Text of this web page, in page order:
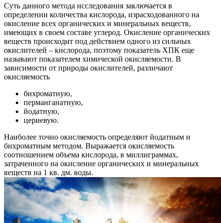
Суть данного метода исследования заключается в
определении количества кислорода, израсходованного на
окисление всех органических и минеральных веществ,
имеющих в своем составе углерод. Окисление органических
веществ происходит под действием одного из сильных
окислителей – кислорода, поэтому показатель ХПК еще
называют показателем химической окисляемости. В
зависимости от природы окислителей, различают
окисляемость
бихроматную,
перманганатную,
йодатную,
цериевую.
Наиболее точно окисляемость определяют йодатным и
бихроматным методом. Выражается окисляемость
соотношением объема кислорода, в миллиграммах,
затраченного на окисление органических и минеральных
веществ на 1 кв. дм. воды.